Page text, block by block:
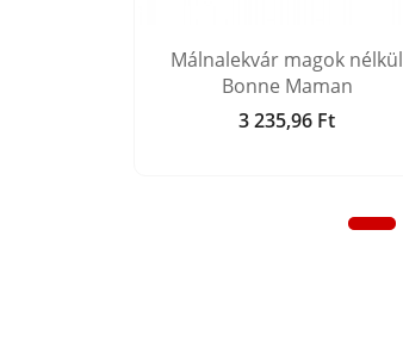
Málnalekvár magok nélkül
Bonne Maman
Ár
3 235,96 Ft